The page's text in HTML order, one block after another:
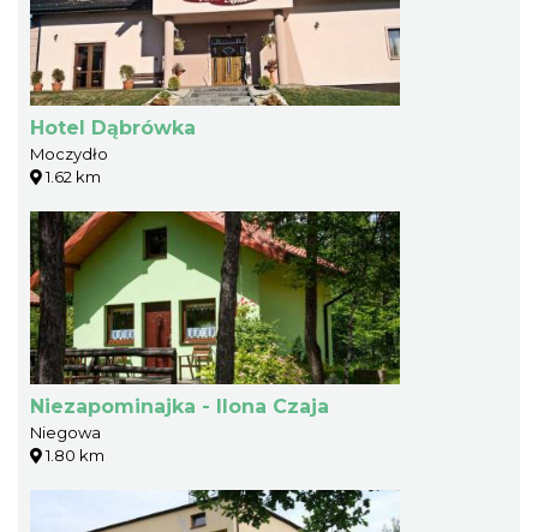
Hotel Dąbrówka
Moczydło
1.62 km
Niezapominajka - Ilona Czaja
Niegowa
1.80 km